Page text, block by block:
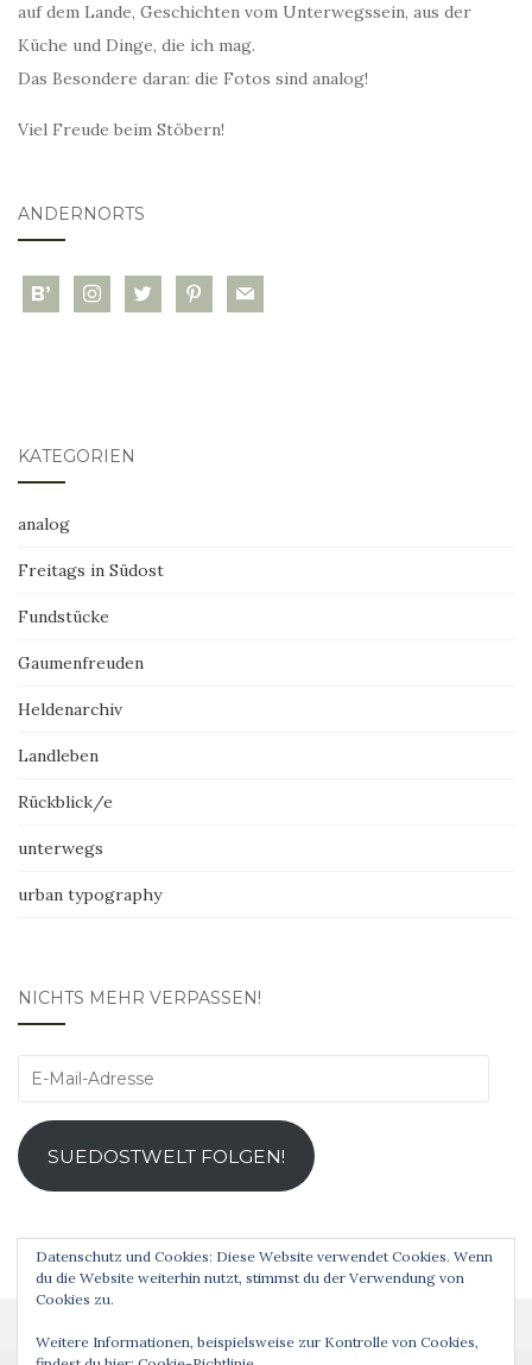
auf dem Lande, Geschichten vom Unterwegssein, aus der
Küche und Dinge, die ich mag.
Das Besondere daran: die Fotos sind analog!
Viel Freude beim Stöbern!
ANDERNORTS
bloglovininstagramtwitter pinterest
mail
KATEGORIEN
analog
Freitags in Südost
Fundstücke
Gaumenfreuden
Heldenarchiv
Landleben
Rückblick/e
unterwegs
urban typography
NICHTS MEHR VERPASSEN!
E-
Adresse
SUEDOSTWELT FOLGEN!
Datenschutz und Cookies: Diese Website verwendet Cookies. Wenn
du die Website weiterhin nutzt, stimmst du der Verwendung von
Cookies zu.
Weitere Informationen, beispielsweise zur Kontrolle von Cookies,